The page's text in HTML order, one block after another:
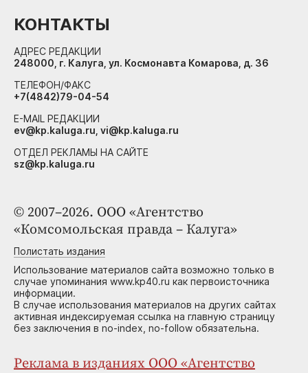
© 2007–2026. ООО «Агентство
«Комсомольская правда – Калуга»
Полистать издания
Использование материалов сайта возможно только в
случае упоминания www.kp40.ru как первоисточника
информации.
В случае использования материалов на других сайтах
активная индексируемая ссылка на главную страницу
без заключения в no-index, no-follow обязательна.
Реклама в изданиях ООО «Агентство
КОНТАКТЫ
АДРЕС РЕДАКЦИИ
248000, г. Калуга, ул. Космонавта Комарова, д. 36
ТЕЛЕФОН/ФАКС
+7(4842)79-04-54
E-MAIL РЕДАКЦИИ
ev@kp.kaluga.ru, vi@kp.kaluga.ru
ОТДЕЛ РЕКЛАМЫ НА САЙТЕ
sz@kp.kaluga.ru